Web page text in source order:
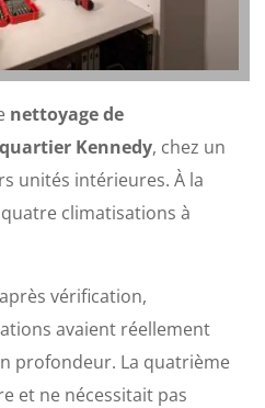
nettoyage de
Kennedy, chez un
unités intérieures. À la
climatisations à
vérification,
avaient réellement
profondeur. La quatrième
et ne nécessitait pas